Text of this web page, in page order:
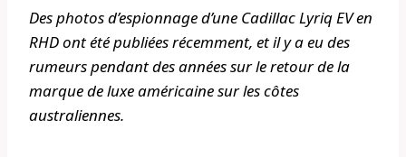
Des photos d’espionnage d’une Cadillac Lyriq EV en
RHD ont été publiées récemment, et il y a eu des
rumeurs pendant des années sur le retour de la
marque de luxe américaine sur les côtes
australiennes.